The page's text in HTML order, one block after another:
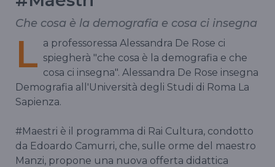
Che cosa è la demografia e cosa ci insegna
L a professoressa Alessandra De Rose ci
spiegherà "che cosa è la demografia e che
cosa ci insegna". Alessandra De Rose insegna
Demografia all'Università degli Studi di Roma La
Sapienza.
#Maestri è il programma di Rai Cultura, condotto
da Edoardo Camurri, che, sulle orme del maestro
Manzi, propone una nuova offerta didattica